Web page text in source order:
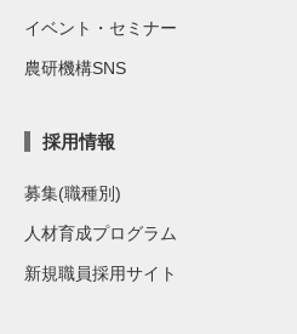
イベント・セミナー
農研機構SNS
採用情報
募集(職種別)
人材育成プログラム
新規職員採用サイト